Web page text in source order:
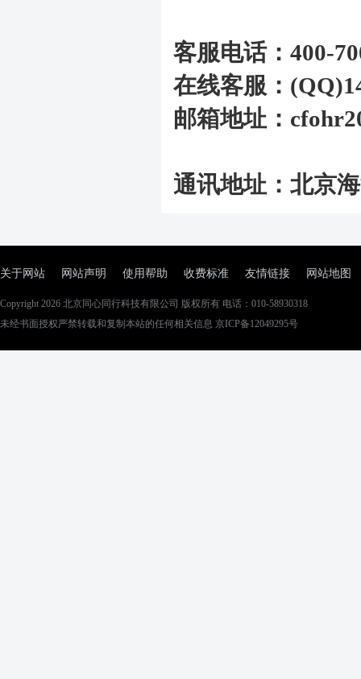
客服电话：400-
在线客服：
邮箱地址：
通讯地址：北京
关于网站 网站声明 使用帮助 收费标准 友情链接 网站地图
Copyright 2026 北京同心同行科技有限公司 版权所有 电话：010-58930318
未经书面授权严禁转载和复制本站的任何相关信息 京ICP备12049295号